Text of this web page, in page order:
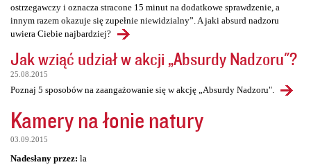
ostrzegawczy i oznacza stracone 15 minut na dodatkowe sprawdzenie, a
innym razem okazuje się zupełnie niewidzialny”. A jaki absurd nadzoru
uwiera Ciebie najbardziej?
Jak wziąć udział w akcji „Absurdy Nadzoru"?
25.08.2015
Poznaj 5 sposobów na zaangażowanie się w akcję „Absurdy Nadzoru".
Kamery na łonie natury
03.09.2015
Nadesłany przez: la